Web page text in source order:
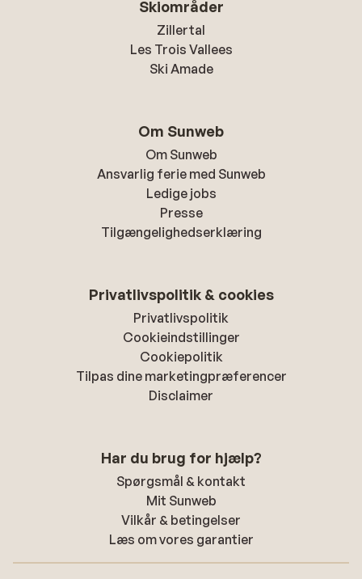
Skiområder
Zillertal
Les Trois Vallees
Ski Amade
Om Sunweb
Om Sunweb
Ansvarlig ferie med Sunweb
Ledige jobs
Presse
Tilgængelighedserklæring
Privatlivspolitik & cookies
Privatlivspolitik
Cookieindstillinger
Cookiepolitik
Tilpas dine marketingpræferencer
Disclaimer
Har du brug for hjælp?
Spørgsmål & kontakt
Mit Sunweb
Vilkår & betingelser
Læs om vores garantier